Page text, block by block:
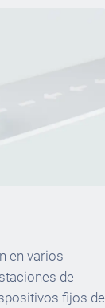
en varios
de
fijos de